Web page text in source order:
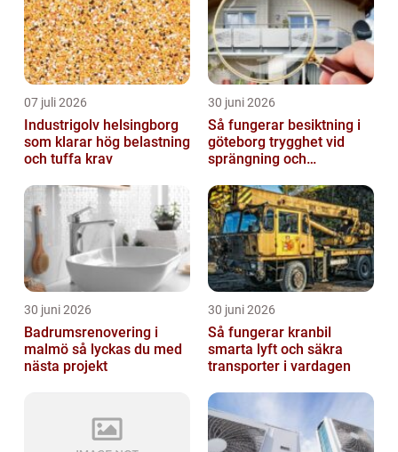
07 juli 2026
Industrigolv helsingborg
som klarar hög belastning
och tuffa krav
30 juni 2026
Så fungerar besiktning i
göteborg trygghet vid
sprängning och
30 juni 2026
Badrumsrenovering i
malmö så lyckas du med
nästa projekt
30 juni 2026
Så fungerar kranbil
smarta lyft och säkra
transporter i vardagen